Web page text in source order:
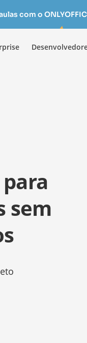
com o
para
sem